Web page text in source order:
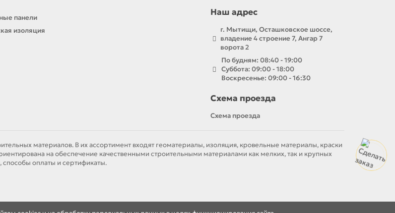
панели
изоляция
Наш адрес
г. Мытищи, Осташковское шоссе,
владение 4 строение 7, Ангар 7
ворота 2
По будням: 08:40 - 19:00
Суббота: 09:00 - 18:00
Воскресенье: 09:00 - 16:30
Схема проезда
Схема проезда
материалов. В их ассортимент входят геоматериалы, изоляция, кровельные материалы, краски
на обеспечение качественными строительными материалами как мелких, так и крупных
способы оплаты и сертификаты.